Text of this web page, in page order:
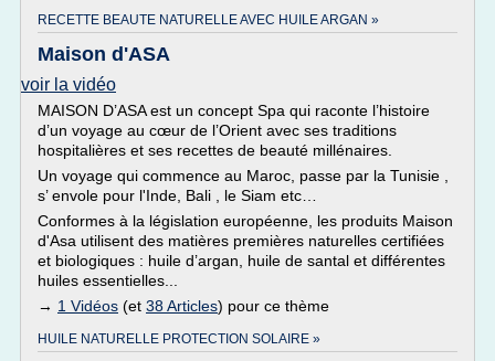
RECETTE BEAUTE NATURELLE AVEC HUILE ARGAN »
Maison d'ASA
voir la vidéo
MAISON D’ASA est un concept Spa qui raconte l’histoire
d’un voyage au cœur de l’Orient avec ses traditions
hospitalières et ses recettes de beauté millénaires.
Un voyage qui commence au Maroc, passe par la Tunisie ,
s’ envole pour l'Inde, Bali , le Siam etc…
Conformes à la législation européenne, les produits Maison
d'Asa utilisent des matières premières naturelles certifiées
et biologiques : huile d’argan, huile de santal et différentes
huiles essentielles...
→ 1 Vidéos (et 38 Articles) pour ce thème
HUILE NATURELLE PROTECTION SOLAIRE »